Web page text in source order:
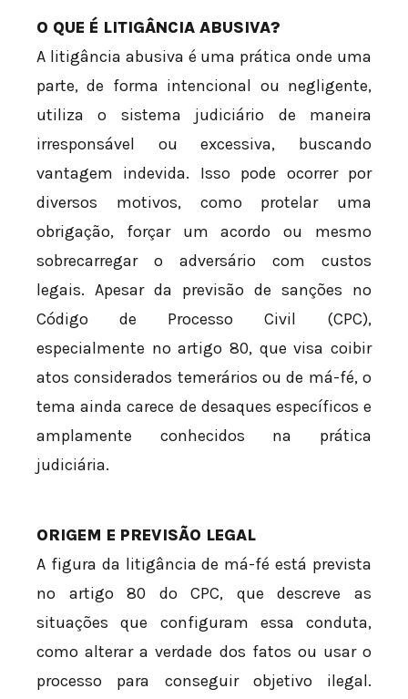
O QUE É LITIGÂNCIA ABUSIVA?
A litigância abusiva é uma prática onde uma
parte, de forma intencional ou negligente,
utiliza o sistema judiciário de maneira
irresponsável ou excessiva, buscando
vantagem indevida. Isso pode ocorrer por
diversos motivos, como protelar uma
obrigação, forçar um acordo ou mesmo
sobrecarregar o adversário com custos
legais. Apesar da previsão de sanções no
Código de Processo Civil (CPC),
especialmente no artigo 80, que visa coibir
atos considerados temerários ou de má-fé, o
tema ainda carece de desaques específicos e
amplamente conhecidos na prática
judiciária.
ORIGEM E PREVISÃO LEGAL
A figura da litigância de má-fé está prevista
no artigo 80 do CPC, que descreve as
situações que configuram essa conduta,
como alterar a verdade dos fatos ou usar o
processo para conseguir objetivo ilegal.